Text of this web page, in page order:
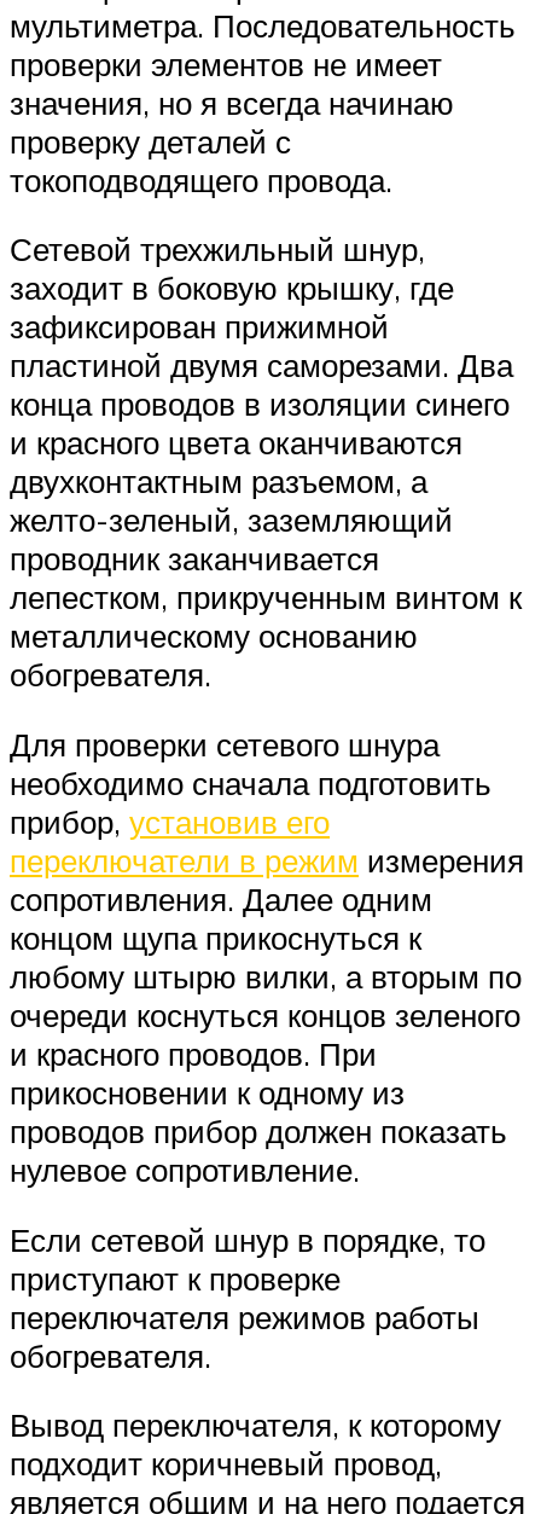
мультиметра. Последовательность
проверки элементов не имеет
значения, но я всегда начинаю
проверку деталей с
токоподводящего провода.
Сетевой трехжильный шнур,
заходит в боковую крышку, где
зафиксирован прижимной
пластиной двумя саморезами. Два
конца проводов в изоляции синего
и красного цвета оканчиваются
двухконтактным разъемом, а
желто-зеленый, заземляющий
проводник заканчивается
лепестком, прикрученным винтом к
металлическому основанию
обогревателя.
Для проверки сетевого шнура
необходимо сначала подготовить
прибор, установив его
переключатели в режим измерения
сопротивления. Далее одним
концом щупа прикоснуться к
любому штырю вилки, а вторым по
очереди коснуться концов зеленого
и красного проводов. При
прикосновении к одному из
проводов прибор должен показать
нулевое сопротивление.
Если сетевой шнур в порядке, то
приступают к проверке
переключателя режимов работы
обогревателя.
Вывод переключателя, к которому
подходит коричневый провод,
является общим и на него подается